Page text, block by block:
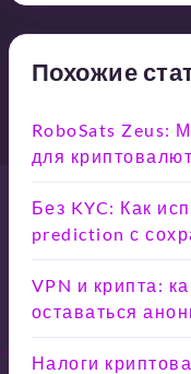
Похожие
RoboSats Zeus:
для
Без KYC: Как
prediction с
VPN и крипта:
оставаться
Налоги